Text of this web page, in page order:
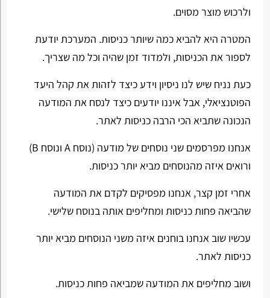
ולרכוש מוצר מסוים.
המטרה היא להביא כמה שיותר כניסות. המערכת יודעת
לספור את הכניסות, ולמדוד זמן שהיה וכל מה שצריך.
כעת נניח שיש לנו ניסיון וידע כיצד לזהות את קהל היעד
הפוטנציאלי, אבל איננו יודעים כיצד לנסח את המודעה
הנכונה שתביא הכי הרבה כניסות לאתר.
אנחנו מפרסמים שני נוסחים של מודעה (נוסח A ונוסח B)
ורואים איזה מהנוסחים מביא יותר כניסות.
אחרי זמן קצר, אנחנו מפסיקים לקדם את המודעה
שהביאה פחות כניסות ומחליפים אותה בנוסח שלישי.
עכשיו שוב אנחנו בוחנים איזה משני הנוסחים מביא יותר
כניסות לאתר.
ושוב מחליפים את המודעה שמביאה פחות כניסות.